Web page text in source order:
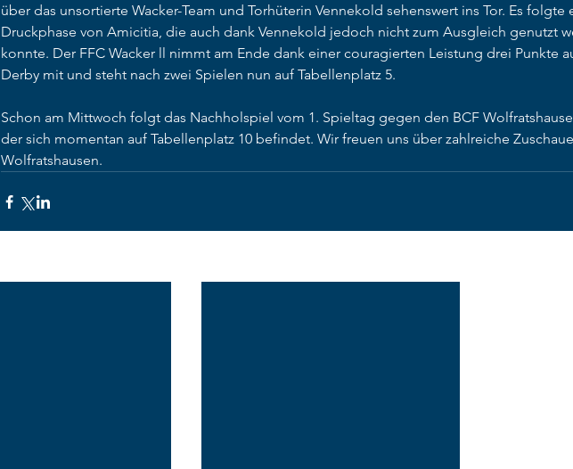
über das unsortierte Wacker-Team und Torhüterin Vennekold sehenswert ins Tor. Es folgte
Druckphase von Amicitia, die auch dank Vennekold jedoch nicht zum Ausgleich genutzt
konnte. Der FFC Wacker ll nimmt am Ende dank einer couragierten Leistung drei Punkte
Derby mit und steht nach zwei Spielen nun auf Tabellenplatz 5.
Schon am Mittwoch folgt das Nachholspiel vom 1. Spieltag gegen den BCF
der sich momentan auf Tabellenplatz 10 befindet. Wir freuen uns über zahlreiche
Wolfratshausen.